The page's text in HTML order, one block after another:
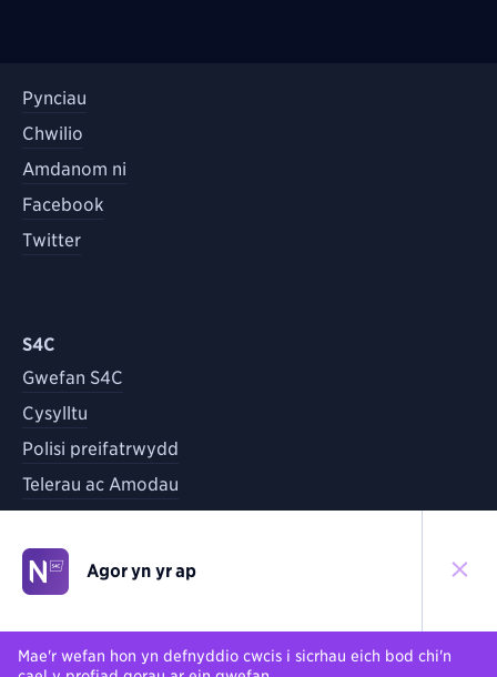
Pynciau
Chwilio
Amdanom ni
Facebook
Twitter
S4C
Gwefan S4C
Cysylltu
Polisi preifatrwydd
Telerau ac Amodau
Yn ôl i'r brig
Mae'r wefan hon yn defnyddio cwcis i sicrhau eich bod chi'n
Agor yn yr ap